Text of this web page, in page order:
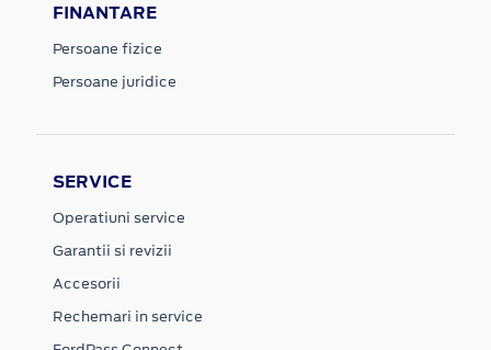
FINANTARE
Persoane fizice
Persoane juridice
SERVICE
Operatiuni service
Garantii si revizii
Accesorii
Rechemari in service